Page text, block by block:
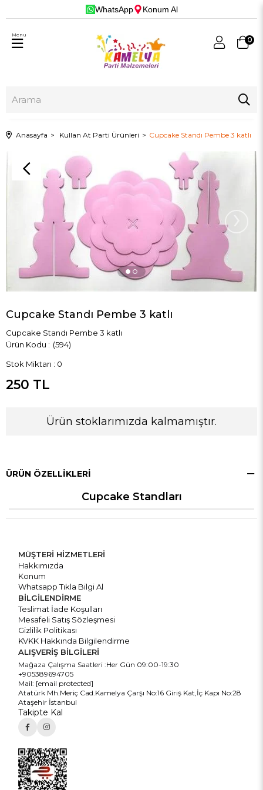
WhatsApp Konum Al
0
Menu
Anasayfa Kullan At Parti Ürünleri Cupcake Standı Pembe 3 katlı
Cupcake Standı Pembe 3 katlı
Cupcake Standı Pembe 3 katlı
(594)
Stok Miktarı : 0
250 TL
Ürün stoklarımızda kalmamıştır.
ÜRÜN ÖZELLIKLERI
Cupcake Standları
MÜŞTERİ HİZMETLERİ
Hakkımızda
Konum
Whatsapp Tıkla Bilgi Al
BİLGİLENDİRME
Teslimat İade Koşulları
Mesafeli Satış Sözleşmesi
Gizlilik Politikası
KVKK Hakkında Bilgilendirme
ALIŞVERİŞ BİLGİLERİ
Mağaza Çalışma Saatleri :Her Gün 09:00-19:30
+905389694705
Mail: [email protected]
Atatürk Mh.Meriç Cad.Kamelya Çarşı No:16 Giriş Kat,İç Kapı No:28
Ataşehir İstanbul
Takipte Kal